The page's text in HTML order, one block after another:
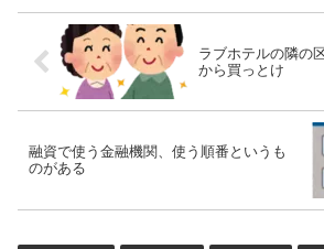
ラブホテルの隣の
から買っとけ
融資で使う金融機関、使う順番というも
のがある